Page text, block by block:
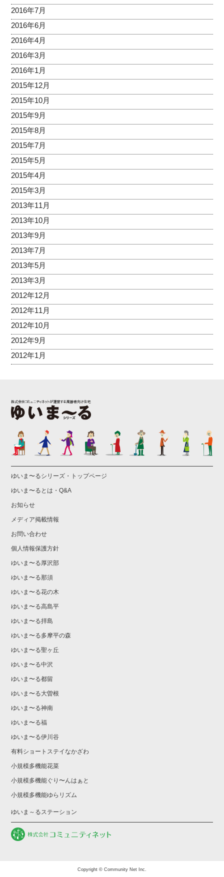
2016年7月
2016年6月
2016年4月
2016年3月
2016年1月
2015年12月
2015年10月
2015年9月
2015年8月
2015年7月
2015年5月
2015年4月
2015年3月
2013年11月
2013年10月
2013年9月
2013年7月
2013年5月
2013年3月
2012年12月
2012年11月
2012年10月
2012年9月
2012年1月
ゆいま〜るシリーズ・トップページ
ゆいま〜るとは・Q&A
お知らせ
メディア掲載情報
お問い合わせ
個人情報保護方針
ゆいま〜る厚沢部
ゆいま〜る那須
ゆいま〜る花の木
ゆいま〜る高島平
ゆいま〜る拝島
ゆいま〜る多摩平の森
ゆいま〜る聖ヶ丘
ゆいま〜る中沢
ゆいま〜る都留
ゆいま〜る大曽根
ゆいま〜る神南
ゆいま〜る福
ゆいま〜る伊川谷
有料ショートステイなかざわ
小規模多機能花菜
小規模多機能ぐり〜んはぁと
小規模多機能ゆらリズム
ゆいま～るステーション
Copyright © Community Net Inc.